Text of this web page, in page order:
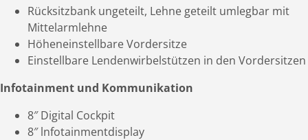
Rücksitzbank ungeteilt, Lehne geteilt umlegbar mit
Mittelarmlehne
Höheneinstellbare Vordersitze
Einstellbare Lendenwirbelstützen in den Vordersitzen
Infotainment und Kommunikation
8″ Digital Cockpit
8″ lnfotainmentdisplay